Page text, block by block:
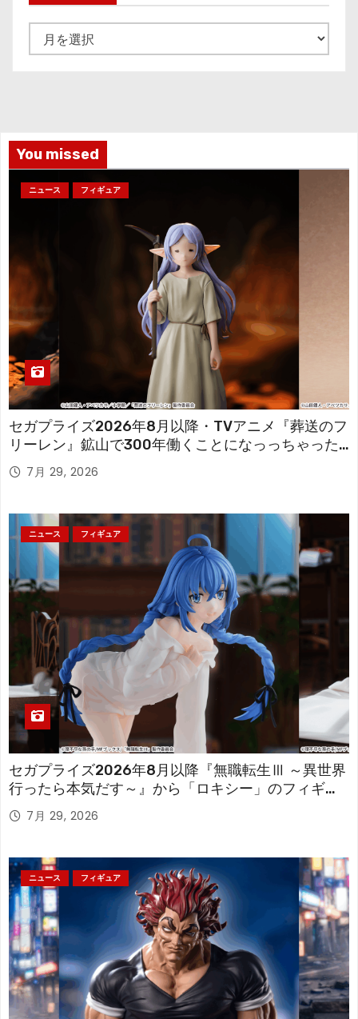
ー
You missed
ニュース フィギュア
セガプライズ2026年8月以降・TVアニメ『葬送のフ
リーレン』鉱山で300年働くことになっっちゃった
「フリーレン」を立体化！
7月 29, 2026
ニュース フィギュア
セガプライズ2026年8月以降『無職転生Ⅲ ～異世界
行ったら本気だす～』から「ロキシー」のフィギュ
アが登場！
7月 29, 2026
ニュース フィギュア